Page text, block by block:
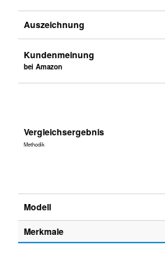
Auszeichnung
Kundenmeinung
bei Amazon
Vergleichsergebnis
Methodik
Modell
Merkmale